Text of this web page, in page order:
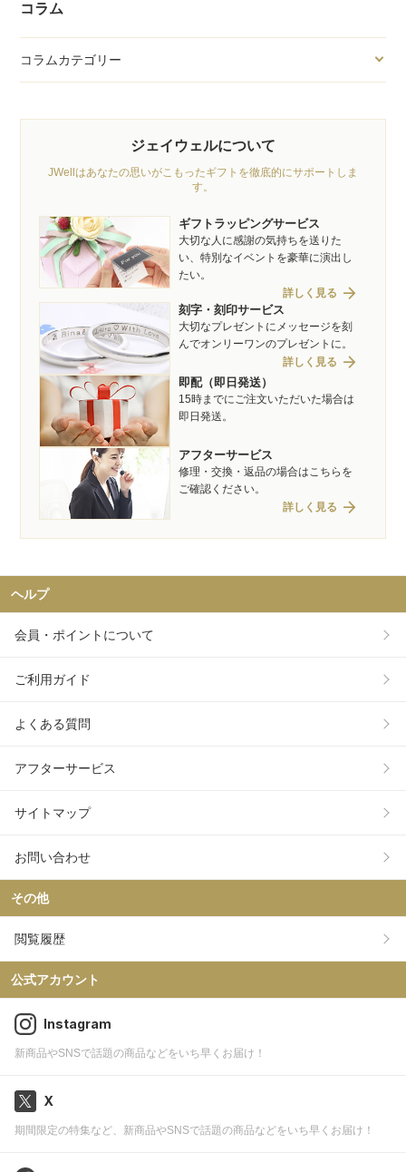
コラム
コラムカテゴリー
ジェイウェルについて
JWellはあなたの思いがこもったギフトを徹底的にサポートしま
す。
ギフトラッピングサービス
大切な人に感謝の気持ちを送りた
い、特別なイベントを豪華に演出し
たい。
詳しく見る arrow_forward
刻字・刻印サービス
大切なプレゼントにメッセージを刻
んでオンリーワンのプレゼントに。
詳しく見る arrow_forward
即配（即日発送）
15時までにご注文いただいた場合は
即日発送。
アフターサービス
修理・交換・返品の場合はこちらを
ご確認ください。
詳しく見る arrow_forward
ヘルプ
会員・ポイントについて
ご利用ガイド
よくある質問
アフターサービス
サイトマップ
お問い合わせ
その他
閲覧履歴
公式アカウント
Instagram
新商品やSNSで話題の商品などをいち早くお届け！
X
期間限定の特集など、新商品やSNSで話題の商品などをいち早くお届け！